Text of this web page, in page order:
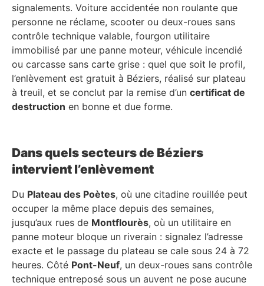
signalements. Voiture accidentée non roulante que
personne ne réclame, scooter ou deux-roues sans
contrôle technique valable, fourgon utilitaire
immobilisé par une panne moteur, véhicule incendié
ou carcasse sans carte grise : quel que soit le profil,
l’enlèvement est gratuit à Béziers, réalisé sur plateau
à treuil, et se conclut par la remise d’un certificat de
destruction en bonne et due forme.
Dans quels secteurs de Béziers
intervient l’enlèvement
Du Plateau des Poètes, où une citadine rouillée peut
occuper la même place depuis des semaines,
jusqu’aux rues de Montflourès, où un utilitaire en
panne moteur bloque un riverain : signalez l’adresse
exacte et le passage du plateau se cale sous 24 à 72
heures. Côté Pont-Neuf, un deux-roues sans contrôle
technique entreposé sous un auvent ne pose aucune